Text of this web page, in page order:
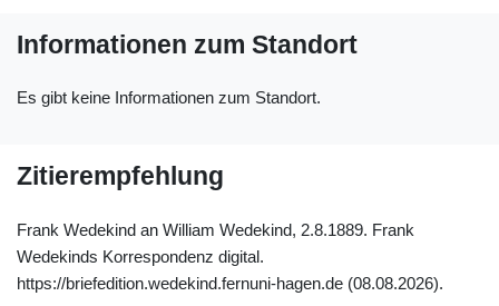
Informationen zum Standort
Es gibt keine Informationen zum Standort.
Zitierempfehlung
Frank Wedekind an William Wedekind, 2.8.1889. Frank
Wedekinds Korrespondenz digital.
https://briefedition.wedekind.fernuni-hagen.de (08.08.2026).